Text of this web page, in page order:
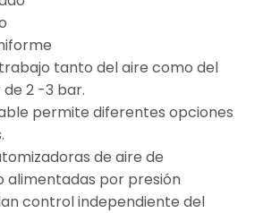
tanto del aire como del
de 2 -3 bar.
permite diferentes opciones
de aire de
alimentadas por presión
control independiente del